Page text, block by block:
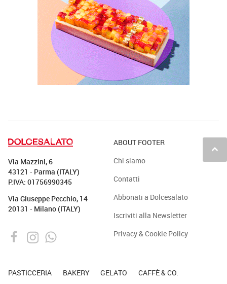
keyboard_arrow_up
Via Mazzini, 6
43121 - Parma (ITALY)
P.IVA: 01756990345
Via Giuseppe Pecchio, 14
20131 - Milano (ITALY)
ABOUT FOOTER
Chi siamo
Contatti
Abbonati a Dolcesalato
Iscriviti alla Newsletter
Privacy & Cookie Policy
PASTICCERIA BAKERY GELATO CAFFÈ & CO.